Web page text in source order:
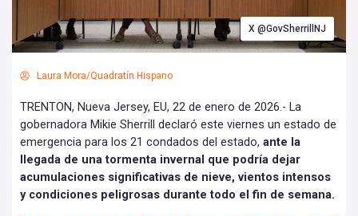
X @GovSherrillNJ
Laura Mora/Quadratín Hispano
TRENTON, Nueva Jersey, EU, 22 de enero de 2026.- La
gobernadora Mikie Sherrill declaró este viernes un estado de
emergencia para los 21 condados del estado, ante la
llegada de una tormenta invernal que podría dejar
acumulaciones significativas de nieve, vientos intensos
y condiciones peligrosas durante todo el fin de semana.